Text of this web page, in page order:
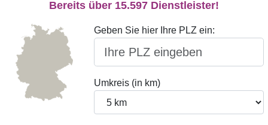
Bereits über 15.597 Dienstleister!
Geben Sie hier Ihre PLZ ein:
Umkreis (in km)